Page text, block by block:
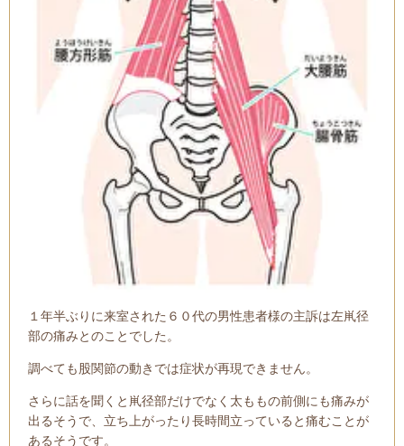
１年半ぶりに来室された６０代の男性患者様の主訴は左鼡径
部の痛みとのことでした。
調べても股関節の動きでは症状が再現できません。
さらに話を聞くと鼡径部だけでなく太ももの前側にも痛みが
出るそうで、立ち上がったり長時間立っていると痛むことが
あるそうです。